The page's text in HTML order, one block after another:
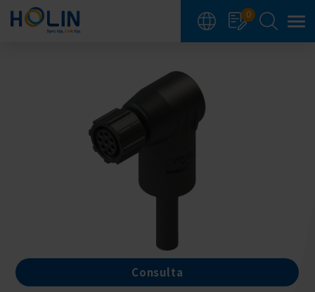
0
Consulta
Panel de gestión de cookies